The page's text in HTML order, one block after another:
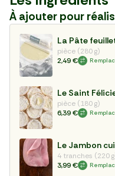
À ajouter pour
La Pâte
pièce (280 g)
2,49 €
Le Saint
pièce (180 g)
6,39 €
4 tranches (220
3,99 €